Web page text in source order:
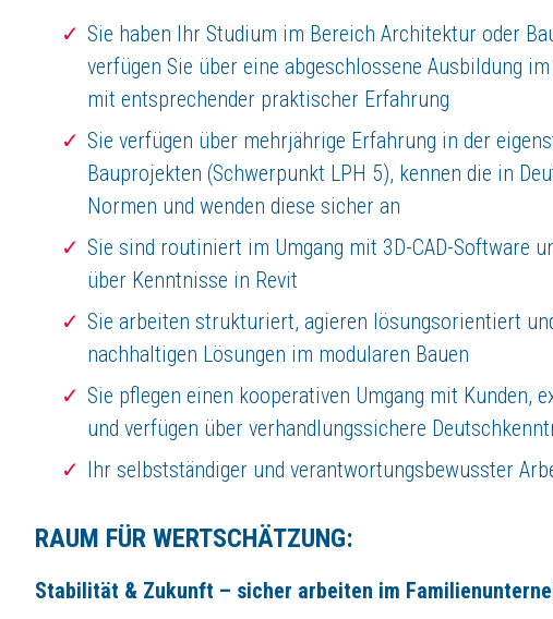
Sie haben Ihr Studium im Bereich Architektur oder
verfügen Sie über eine abgeschlossene Ausbildung
mit entsprechender praktischer Erfahrung
Sie verfügen über mehrjährige Erfahrung in der
Bauprojekten (Schwerpunkt LPH 5), kennen die in
Normen und wenden diese sicher an
Sie sind routiniert im Umgang mit 3D-CAD-Software
über Kenntnisse in Revit
Sie arbeiten strukturiert, agieren lösungsorientiert
nachhaltigen Lösungen im modularen Bauen
Sie pflegen einen kooperativen Umgang mit Kunden,
und verfügen über verhandlungssichere
Ihr selbstständiger und verantwortungsbewusster
RAUM FÜR WERTSCHÄTZUNG:
Stabilität & Zukunft – sicher arbeiten im